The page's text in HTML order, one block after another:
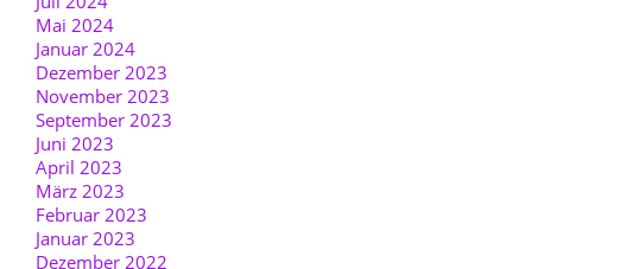
Mai 2024
Januar 2024
Dezember 2023
November 2023
September 2023
Juni 2023
April 2023
März 2023
Februar 2023
Januar 2023
Dezember 2022